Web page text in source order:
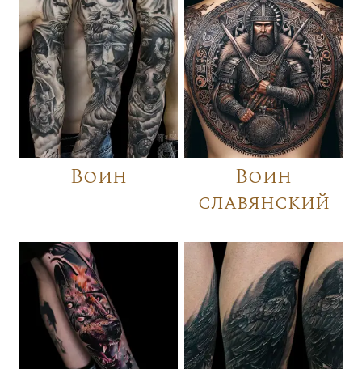
Воин
Воин
славянский